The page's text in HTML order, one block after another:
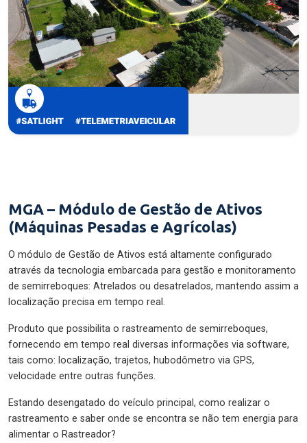
MGA – Módulo de Gestão de Ativos
(Máquinas Pesadas e Agrícolas)
O módulo de Gestão de Ativos está altamente configurado
através da tecnologia embarcada para gestão e monitoramento
de semirreboques: Atrelados ou desatrelados, mantendo assim a
localização precisa em tempo real.
Produto que possibilita o rastreamento de semirreboques,
fornecendo em tempo real diversas informações via software,
tais como: localização, trajetos, hubodômetro via GPS,
velocidade entre outras funções.
Estando desengatado do veículo principal, como realizar o
rastreamento e saber onde se encontra se não tem energia para
alimentar o Rastreador?